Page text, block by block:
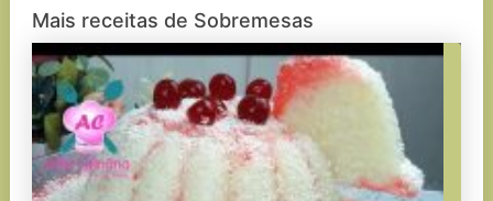
Mais receitas de Sobremesas